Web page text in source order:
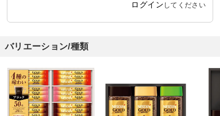
ログイン してください
バリエーション/種類